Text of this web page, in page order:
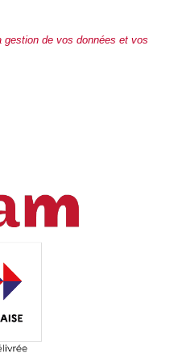
de vos données et vos